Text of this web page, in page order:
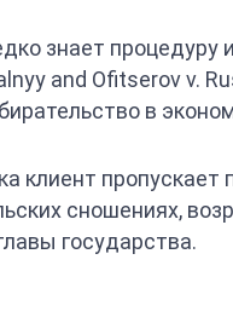
знает процедуру
and Ofitserov v.
в
клиент пропускает
сношениях,
государства.